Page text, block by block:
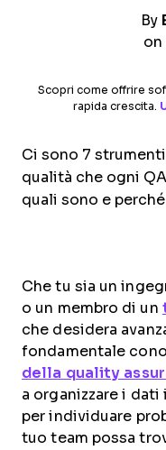
By
on
Scopri come offrire
rapida crescita.
Ci sono 7
qualità che ogni
quali sono e
Che tu sia un
o un membro di un
che desidera
fondamentale
della quality
a organizzare i dati
per individuare
tuo team possa